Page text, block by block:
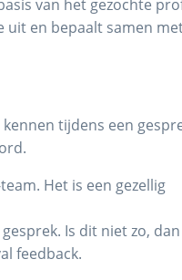
van het gezochte
en bepaalt samen
tijdens een
Het is een gezellig
Is dit niet zo,
feedback.